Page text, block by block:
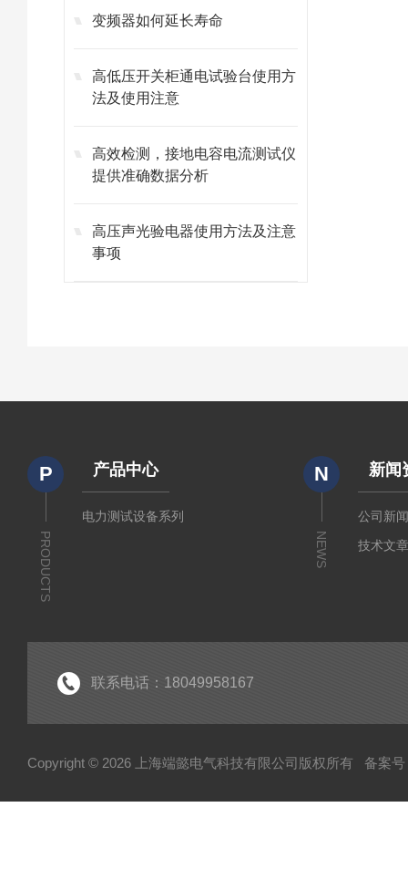
变频器如何延长寿命
高低压开关柜通电试验台使用方
法及使用注意
高效检测，接地电容电流测试仪
提供准确数据分析
高压声光验电器使用方法及注意
事项
P
PRODUCTS
产品中心
电力测试设备系列
N
NEWS
新闻
公司新
技术文
联系电话：18049958167
Copyright © 2026 上海端懿电气科技有限公司版权所有 备案号